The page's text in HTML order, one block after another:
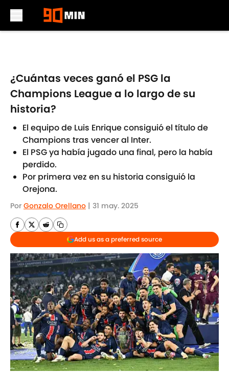
¿Cuántas veces ganó el PSG la
Champions League a lo largo de su
historia?
El equipo de Luis Enrique consiguió el título de
Champions tras vencer al Inter.
El PSG ya había jugado una final, pero la había
perdido.
Por primera vez en su historia consiguió la
Orejona.
Por Gonzalo Orellano | 31 may. 2025
Add us as a preferred source